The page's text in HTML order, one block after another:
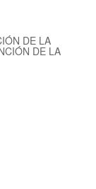
DE LA
DE LA